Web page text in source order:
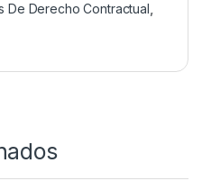
De Derecho Contractual